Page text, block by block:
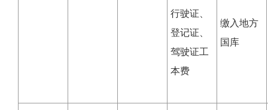
行驶证、
登记证、
驾驶证工
本费
缴入地方
国库